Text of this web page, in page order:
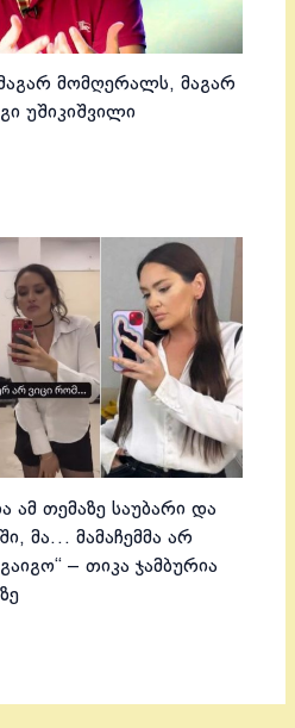
მაგარ მომღერალს, მაგარ
უშიკიშვილი
თემაზე საუბარი და
მა… მამაჩემმა არ
– თიკა ჯამბურია